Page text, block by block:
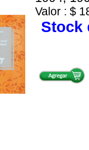
Valor : $
Stock